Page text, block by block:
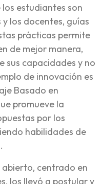
estudiantes son
los docentes, guías
prácticas permite
de mejor manera,
sus capacidades y no
de innovación es
Basado en
promueve la
por los
habilidades de
abierto, centrado en
los llevó a postular y